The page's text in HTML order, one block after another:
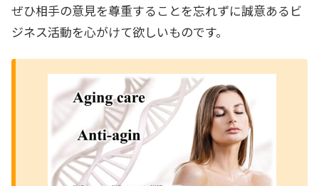
ぜひ相手の意見を尊重することを忘れずに誠意あるビ
ジネス活動を心がけて欲しいものです。